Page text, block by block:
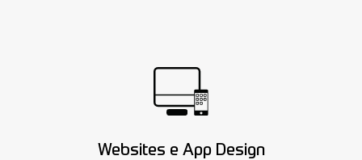
Websites e App Design